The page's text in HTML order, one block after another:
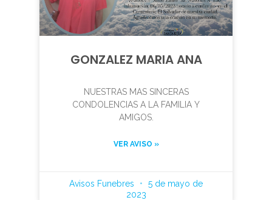
GONZALEZ MARIA ANA
NUESTRAS MAS SINCERAS
CONDOLENCIAS A LA FAMILIA Y
AMIGOS.
VER AVISO »
Avisos Funebres
5 de mayo de
2023